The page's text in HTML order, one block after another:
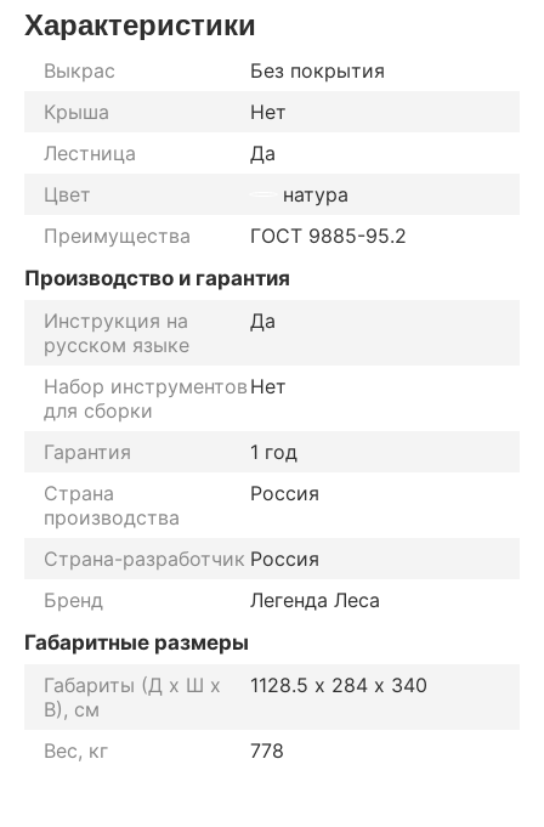
Характеристики
Выкрас
Без покрытия
Крыша
Нет
Лестница
Да
Цвет
натура
Преимущества
ГОСТ 9885-95.2
Производство и гарантия
Инструкция на
русском языке
Да
Набор инструментов
для сборки
Нет
Гарантия
1 год
Страна
производства
Россия
Страна-разработчик Россия
Бренд
Легенда Леса
Габаритные размеры
Габариты (Д х Ш х
В), см
1128.5 х 284 х 340
Вес, кг 778